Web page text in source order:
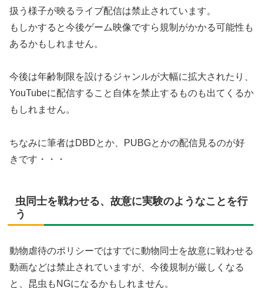
扱う様子が映るライブ配信は禁止されています。
もしかすると今後ゲーム映像ですら規制がかかる可能性も
あるかもしれません。
今後は年齢制限を設けるジャンルが大幅に拡大されたり、
YouTubeに配信すること自体を禁止するものも出てくるか
もしれません。
ちなみに筆者はDBDとか、PUBGとかの配信見るのが好
きです・・・
虫同士を戦わせる、故意に実験のようなことを行
う
動物虐待のポリシーではすでに動物同士を故意に戦わせる
動画などは禁止されていますが、今後規制が厳しくなる
と、昆虫もNGになるかもしれません。